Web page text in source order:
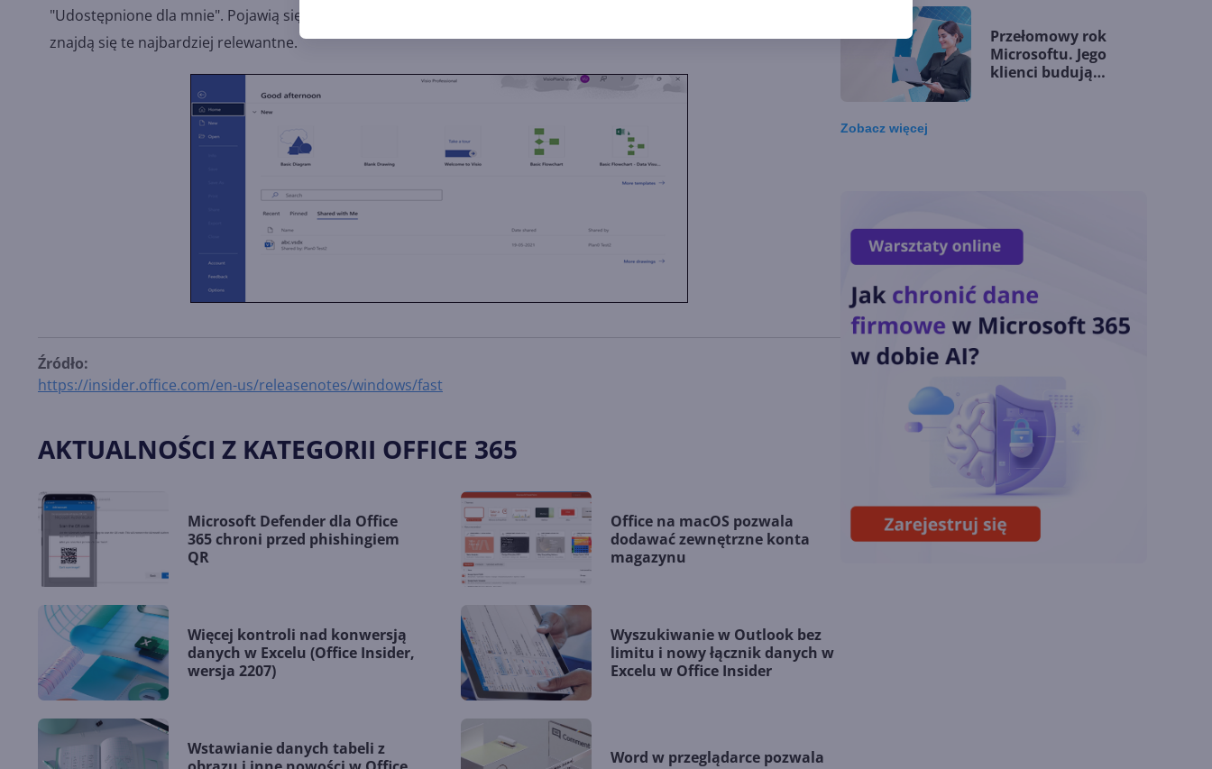
"Udostępnione dla mnie". Pojawią się na niej automatycznie wszystkie udostępnione ci dokumenty, a na jej górze
znajdą się te najbardziej relewantne.
Źródło:
https://insider.office.com/en-us/releasenotes/windows/fast
AKTUALNOŚCI Z KATEGORII OFFICE 365
Microsoft Defender dla Office
365 chroni przed phishingiem
QR
Office na macOS pozwala
dodawać zewnętrzne konta
magazynu
Więcej kontroli nad konwersją
danych w Excelu (Office Insider,
wersja 2207)
Wyszukiwanie w Outlook bez
limitu i nowy łącznik danych w
Excelu w Office Insider
Wstawianie danych tabeli z
Word w przeglądarce pozwala
Przełomowy rok
Microsoftu. Jego
klienci budują
OpenAI zapowiada
model Astra.
Rozwiązał 10 starych
problemów
matematycznych
w Microsoft Teams.
Zmiany z lipca 2026 r.
Lista zmian w
Microsoft 365 Copilot.
Podsumowanie lipca
2026
Zobaczwięcej